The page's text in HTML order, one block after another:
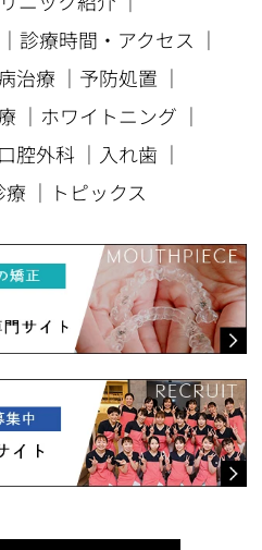
｜ 診療時間・アクセス ｜
治療 ｜ 予防処置 ｜
｜ ホワイトニング ｜
口腔外科 ｜ 入れ歯 ｜
療 ｜ トピックス